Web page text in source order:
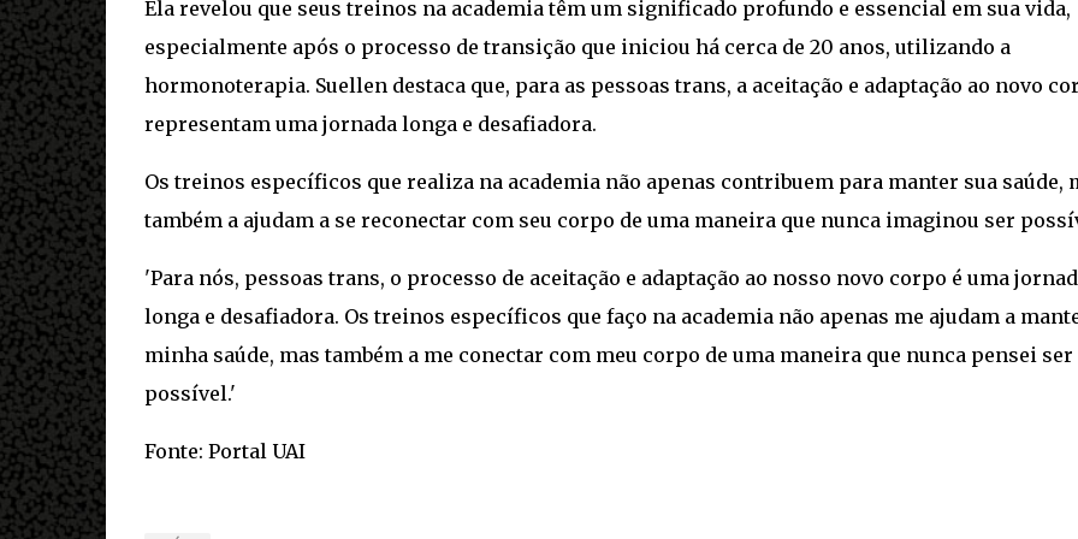
Ela revelou que seus treinos na academia têm um significado profundo e essencial em sua vida,
especialmente após o processo de transição que iniciou há cerca de 20 anos, utilizando a
hormonoterapia. Suellen destaca que, para as pessoas trans, a aceitação e adaptação ao novo
representam uma jornada longa e desafiadora.
Os treinos específicos que realiza na academia não apenas contribuem para manter sua saúde,
também a ajudam a se reconectar com seu corpo de uma maneira que nunca imaginou ser
'Para nós, pessoas trans, o processo de aceitação e adaptação ao nosso novo corpo é uma
longa e desafiadora. Os treinos específicos que faço na academia não apenas me ajudam a
minha saúde, mas também a me conectar com meu corpo de uma maneira que nunca pensei ser
possível.'
Fonte: Portal UAI